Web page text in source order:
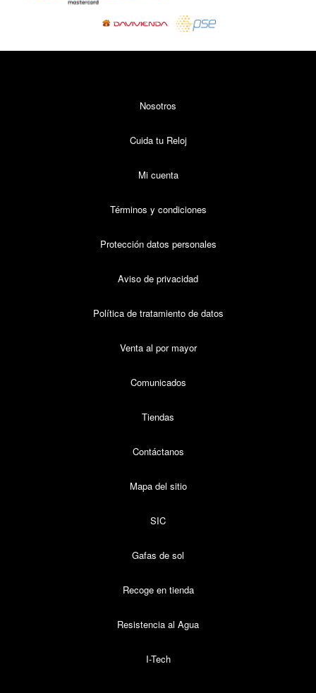
Nosotros
Cuida tu Reloj
Mi cuenta
Términos y condiciones
Protección datos personales
Aviso de privacidad
Política de tratamiento de datos
Venta al por mayor
Comunicados
Tiendas
Contáctanos
Mapa del sitio
SIC
Gafas de sol
Recoge en tienda
Resistencia al Agua
I-Tech